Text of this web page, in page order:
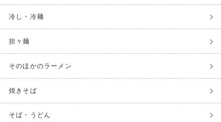
冷し・冷麺
担々麺
そのほかのラーメン
焼きそば
そば・うどん